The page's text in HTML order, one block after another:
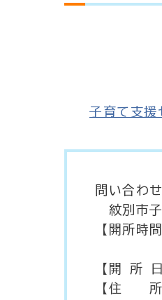
子育て支援
問い合わ
紋別市子
【開所時
【開 所
【住 所